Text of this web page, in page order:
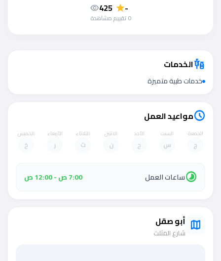
-
star
0 تقييم
425
visibility
مشاهدة
vaccinesالخدمات
خدمات طبية متميزة
scheduleمواعيد العمل
الجمعة
ج
السبت
س
الأحد
ح
الاثنين
ن
الثلاثاء
ث
الأربعاء
ر
الخميس
خ
timelapseساعات العمل 7:00 ص - 12:00 ص
map أبو صقل
شارع المثلث